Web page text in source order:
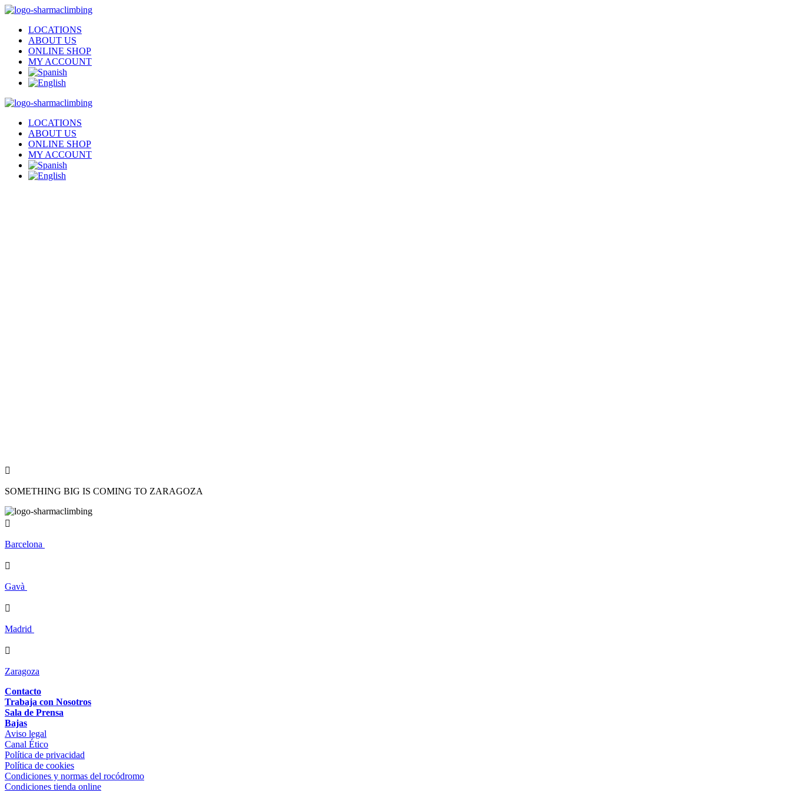
LOCATIONS
ABOUT US
ONLINE SHOP
MY ACCOUNT
LOCATIONS
ABOUT US
ONLINE SHOP
MY ACCOUNT

SOMETHING BIG IS COMING TO ZARAGOZA

Barcelona

Gavà

Madrid

Zaragoza
Contacto
Trabaja con Nosotros
Sala de Prensa
Bajas
Aviso legal
Canal Ético
Política de privacidad
Política de cookies
Condiciones y normas del rocódromo
Condiciones tienda online